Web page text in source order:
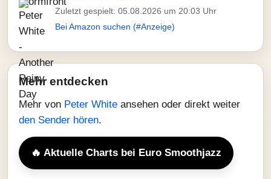
Zuletzt gespielt: 05.08.2026 um 20:03 Uhr
Bei Amazon suchen (#Anzeige)
Mehr entdecken
Mehr von Peter White ansehen oder direkt weiter
den Sender hören.
🔥 Aktuelle Charts bei Euro Smoothjazz